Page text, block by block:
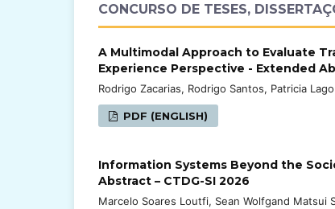
CONCURSO DE TESES,
A Multimodal Approach to Evaluate
Experience Perspective - Extended
Rodrigo Zacarias, Rodrigo Santos, Patricia Lago
PDF (ENGLISH)
Information Systems Beyond the
Abstract – CTDG-SI 2026
Marcelo Soares Loutfi, Sean Wolfgand Matsui